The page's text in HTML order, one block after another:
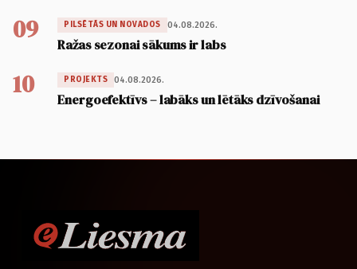
09 PILSĒTĀS UN NOVADOS 04.08.2026.
Ražas sezonai sākums ir labs
10 PROJEKTS 04.08.2026.
Energoefektīvs – labāks un lētāks dzīvošanai